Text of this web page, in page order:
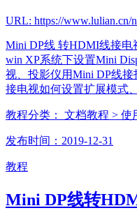
URL: https://www.lulian.cn/
Mini DP线 转HDMI线接电
win XP系统下设置Mini
视、投影仪用Mini DP线
接电视如何设置扩展模式
教程分类： 文档教程 > 使
发布时间：2019-12-31
教程
Mini DP线转